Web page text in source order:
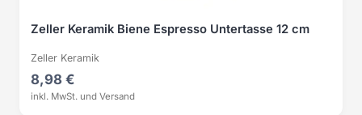
Zeller Keramik Biene Espresso Untertasse 12 cm
Zeller Keramik
8,98 €
inkl. MwSt. und Versand